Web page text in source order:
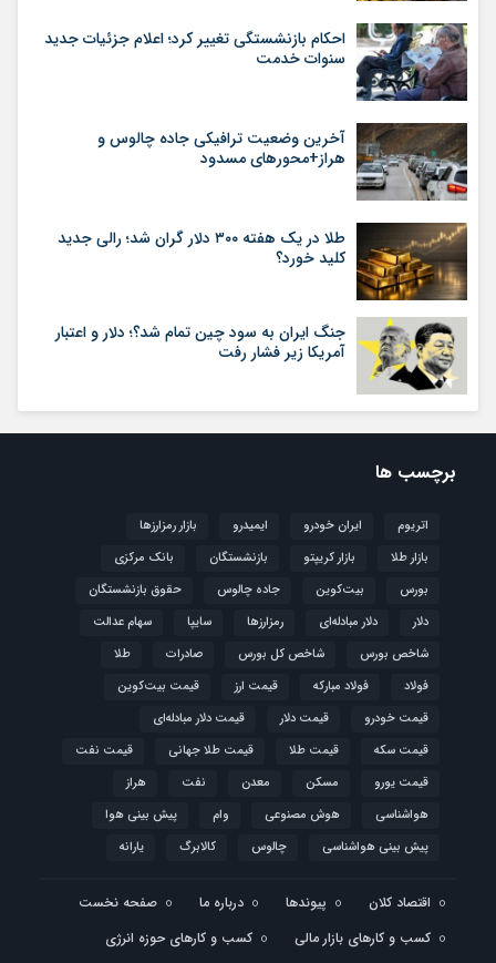
احکام بازنشستگی تغییر کرد؛ اعلام جزئیات جدید
سنوات خدمت
آخرین وضعیت ترافیکی جاده چالوس و
هراز+محورهای مسدود
طلا در یک هفته ۳۰۰ دلار گران شد؛ رالی جدید
کلید خورد؟
جنگ ایران به سود چین تمام شد؟؛ دلار و اعتبار
آمریکا زیر فشار رفت
برچسب ها
اتریوم ایران خودرو ایمیدرو
بازار رمزارزها
بازار طلا
بازار کریپتو بازنشستگان
بانک مرکزی
بورس
بیت‌کوین جاده چالوس
حقوق بازنشستگان
دلار
دلار مبادله‌ای رمزارزها سایپا
سهام عدالت
شاخص بورس
شاخص کل بورس صادرات
طلا
فولاد
فولاد مبارکه قیمت ارز
قیمت بیت‌کوین
قیمت خودرو
قیمت دلار
قیمت دلار مبادله‌ای
قیمت سکه
قیمت طلا قیمت طلا جهانی
قیمت نفت
قیمت یورو
مسکن معدن نفت
هراز
هواشناسی
هوش مصنوعی وام
پیش بینی هوا
پیش بینی هواشناسی
چالوس کالابرگ یارانه
اقتصاد کلان پیوندها درباره ما
صفحه نخست
کسب و کارهای بازار مالی
کسب و کارهای حوزه انرژی